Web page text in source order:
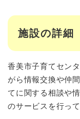
施設の詳細
香美市子育てセン
がら情報交換や仲
てに関する相談や
のサービスを行って